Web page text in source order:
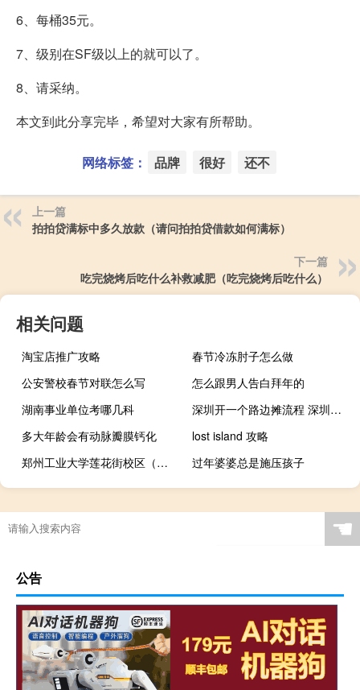
6、每桶35元。
7、级别在SF级以上的就可以了。
8、请采纳。
本文到此分享完毕，希望对大家有所帮助。
网络标签： 品牌 很好 还不
上一篇
拍拍贷满标中多久放款（请问拍拍贷借款如何满标）
下一篇
吃完烧烤后吃什么补救减肥（吃完烧烤后吃什么）
相关问题
淘宝店推广攻略
春节冷冻肘子怎么做
公安警校春节对联怎么写
怎么跟男人告白拜年的
湖南事业单位考哪几科
深圳开一个路边摊流程 深圳不再全面禁止路边摊
多大年龄会有动脉瓣膜钙化
lost island 攻略
郑州工业大学莲花街校区（郑州工业大学）
过年婆婆总是施压孩子
☚
公告